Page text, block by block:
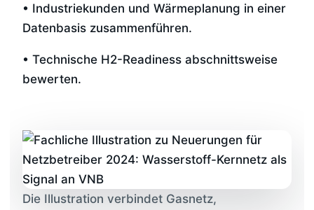
• Industriekunden und Wärmeplanung in einer
Datenbasis zusammenführen.
• Technische H2-Readiness abschnittsweise
bewerten.
Die Illustration verbindet Gasnetz,